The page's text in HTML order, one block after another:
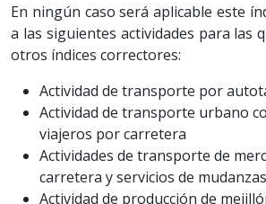
En ningún caso será aplicable este
a las siguientes actividades para las
otros índices correctores:
Actividad de transporte por
Actividad de transporte urbano
viajeros por carretera
Actividades de transporte de
carretera y servicios de mudanzas
Actividad de producción de